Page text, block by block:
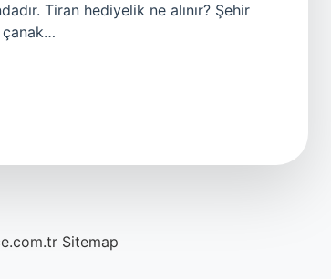
Tiran hediyelik ne alınır? Şehir
çanak…
Sitemap